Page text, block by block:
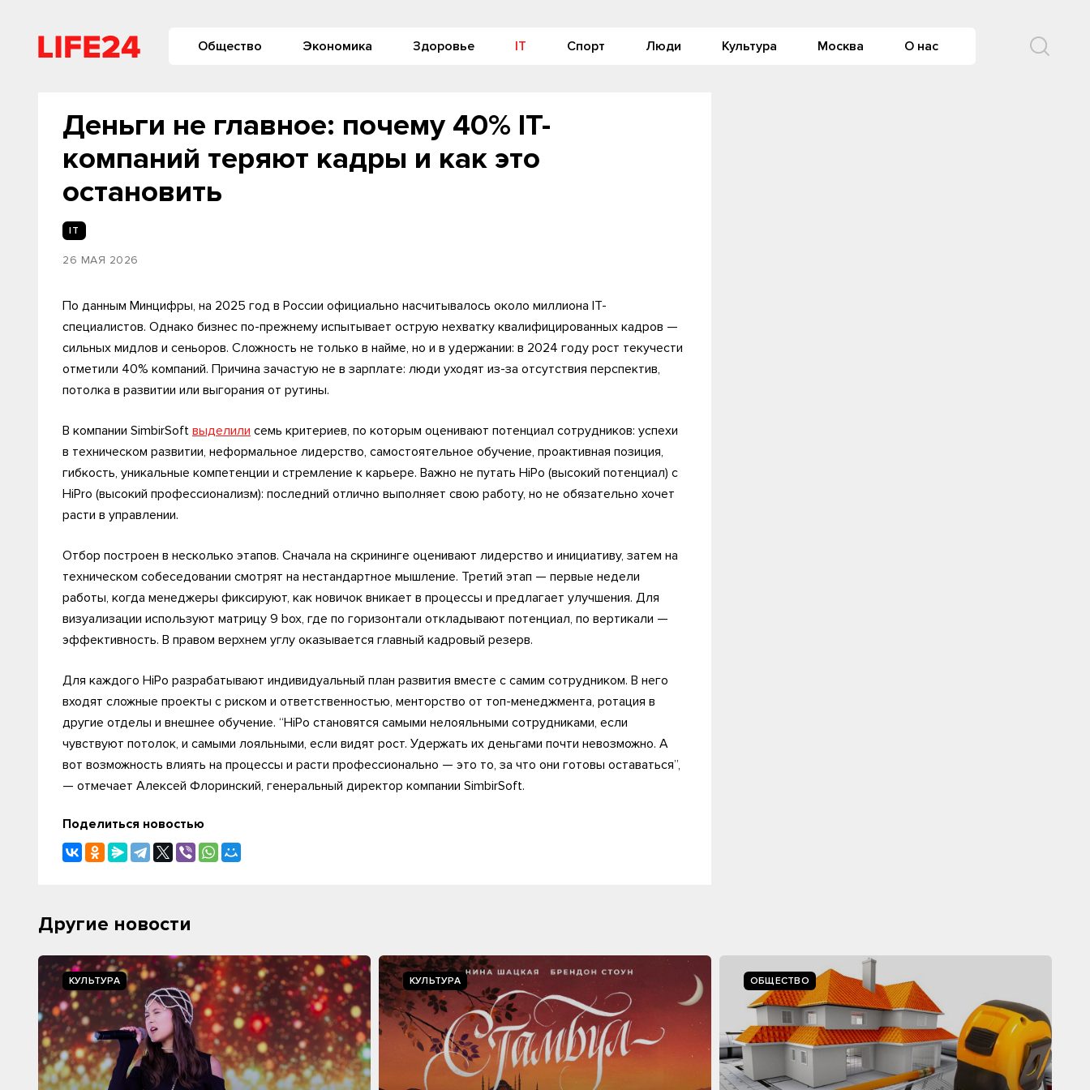
Общество Экономика Здоровье IT Спорт Люди Культура Москва О нас
Деньги не главное: почему 40% IT-
компаний теряют кадры и как это
остановить
IT
26 МАЯ 2026
По данным Минцифры, на 2025 год в России официально насчитывалось около миллиона IT-
специалистов. Однако бизнес по-прежнему испытывает острую нехватку квалифицированных кадров —
сильных мидлов и сеньоров. Сложность не только в найме, но и в удержании: в 2024 году рост текучести
отметили 40% компаний. Причина зачастую не в зарплате: люди уходят из-за отсутствия перспектив,
потолка в развитии или выгорания от рутины.
В компании SimbirSoft выделили семь критериев, по которым оценивают потенциал сотрудников: успехи
в техническом развитии, неформальное лидерство, самостоятельное обучение, проактивная позиция,
гибкость, уникальные компетенции и стремление к карьере. Важно не путать HiPo (высокий потенциал) с
HiPro (высокий профессионализм): последний отлично выполняет свою работу, но не обязательно хочет
расти в управлении.
Отбор построен в несколько этапов. Сначала на скрининге оценивают лидерство и инициативу, затем на
техническом собеседовании смотрят на нестандартное мышление. Третий этап — первые недели
работы, когда менеджеры фиксируют, как новичок вникает в процессы и предлагает улучшения. Для
визуализации используют матрицу 9 box, где по горизонтали откладывают потенциал, по вертикали —
эффективность. В правом верхнем углу оказывается главный кадровый резерв.
Для каждого HiPo разрабатывают индивидуальный план развития вместе с самим сотрудником. В него
входят сложные проекты с риском и ответственностью, менторство от топ-менеджмента, ротация в
другие отделы и внешнее обучение. “HiPo становятся самыми нелояльными сотрудниками, если
чувствуют потолок, и самыми лояльными, если видят рост. Удержать их деньгами почти невозможно. А
вот возможность влиять на процессы и расти профессионально — это то, за что они готовы оставаться”,
— отмечает Алексей Флоринский, генеральный директор компании SimbirSoft.
Поделиться новостью
Другие новости
КУЛЬТУРА КУЛЬТУРА ОБЩЕСТВО